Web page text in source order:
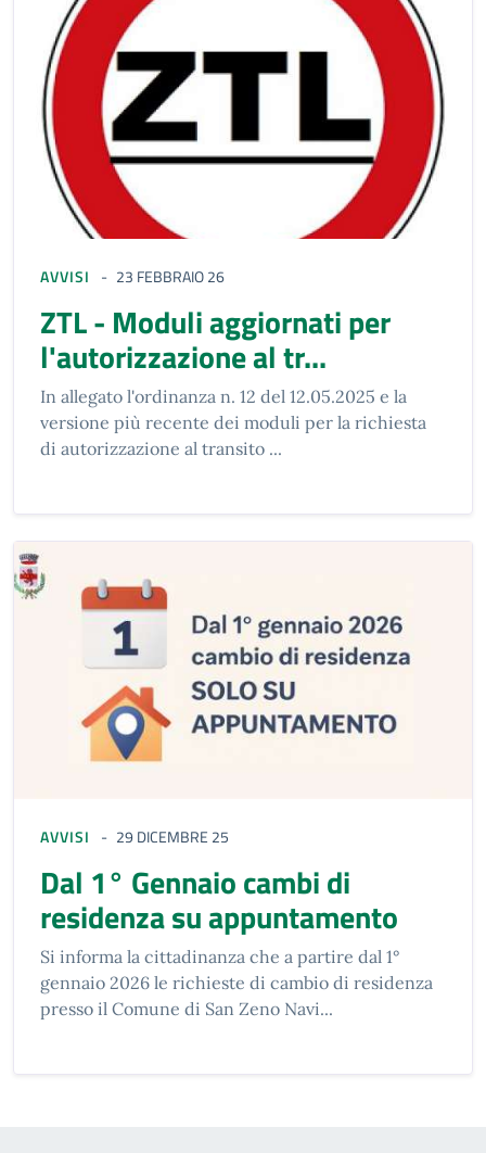
AVVISI 23 FEBBRAIO 26
ZTL - Moduli aggiornati per
l'autorizzazione al tr...
In allegato l'ordinanza n. 12 del 12.05.2025 e la
versione più recente dei moduli per la richiesta
di autorizzazione al transito ...
AVVISI 29 DICEMBRE 25
Dal 1° Gennaio cambi di
residenza su appuntamento
Si informa la cittadinanza che a partire dal 1°
gennaio 2026 le richieste di cambio di residenza
presso il Comune di San Zeno Navi...